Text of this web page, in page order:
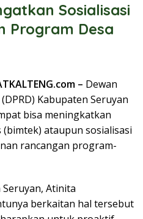
Sosialisasi
Program Desa
– Dewan
Kabupaten Seruyan
bisa meningkatkan
ataupun sosialisasi
rancangan program-
Atinita
berkaitan hal tersebut